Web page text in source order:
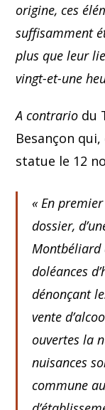
origine, ces
suffisamment
plus que leur
vingt-et-une
A contrario du
Besançon
statue le 12
«En
dossier,
Montbéliard
doléances
dénonçant
vente
ouvertes la
nuisances
commune